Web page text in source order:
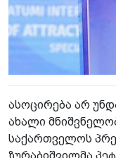
ასოცირება არ
ახალი
საქართველოს
ზურაბიშვილმა